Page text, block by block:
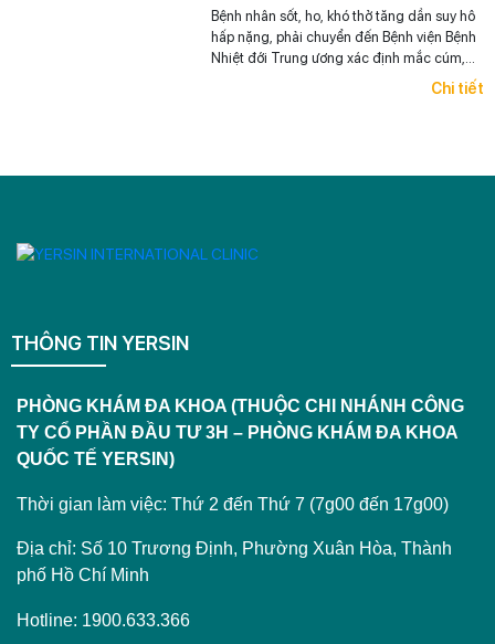
Bệnh nhân sốt, ho, khó thở tăng dần suy hô
hấp nặng, phải chuyển đến Bệnh viện Bệnh
Nhiệt đới Trung ương xác định mắc cúm,
Chi tiết
THÔNG TIN YERSIN
PHÒNG KHÁM ĐA KHOA (THUỘC CHI NHÁNH CÔNG
TY CỔ PHẦN ĐẦU TƯ 3H – PHÒNG KHÁM ĐA KHOA
QUỐC TẾ YERSIN)
Thời gian làm việc: Thứ 2 đến Thứ 7 (7g00 đến 17g00)
Địa chỉ: Số 10 Trương Định, Phường Xuân Hòa, Thành
phố Hồ Chí Minh
Hotline: 1900.633.366